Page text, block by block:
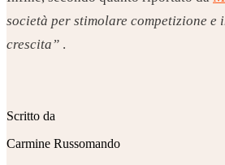
società per stimolare competizione
crescita” .
Scritto da
Carmine Russomando